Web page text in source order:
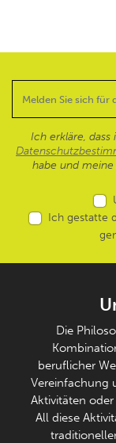
Ich erkläre,
habe und
Ich gestatte
Die
beruflicher
Vereinfachung
Aktivitäten
All diese